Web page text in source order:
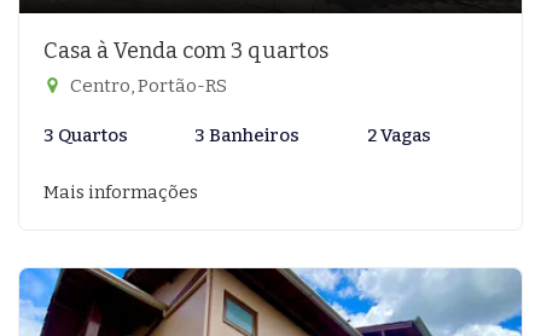
Casa à Venda com 3 quartos
Centro, Portão-RS
3 Quartos 3 Banheiros 2 Vagas
Mais informações